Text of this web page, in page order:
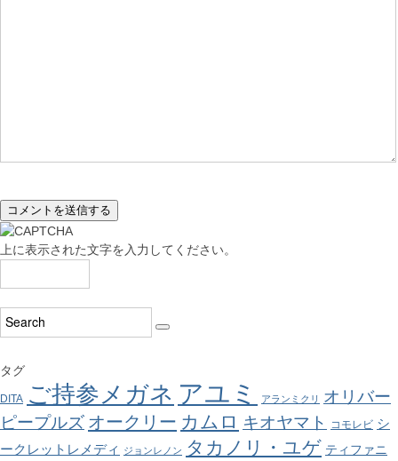
上に表示された文字を入力してください。
タグ
DITA ご持参メガネ アユミ アランミクリ
オリバー
ピープルズ オークリー カムロ キオヤマト コモレビ シ
ークレットレメディ
ジョンレノン タカノリ・ユゲ ティファニ